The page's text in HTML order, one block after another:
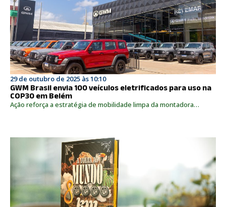
29 de outubro de 2025 às 10:10
GWM Brasil envia 100 veículos eletrificados para uso na
COP30 em Belém
Ação reforça a estratégia de mobilidade limpa da montadora…